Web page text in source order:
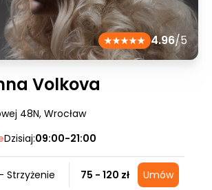
4.96/5
Volkova
48N, Wrocław
Dzisiaj:09:00-21:00
Strzyżenie 75 - 120 zł Umów